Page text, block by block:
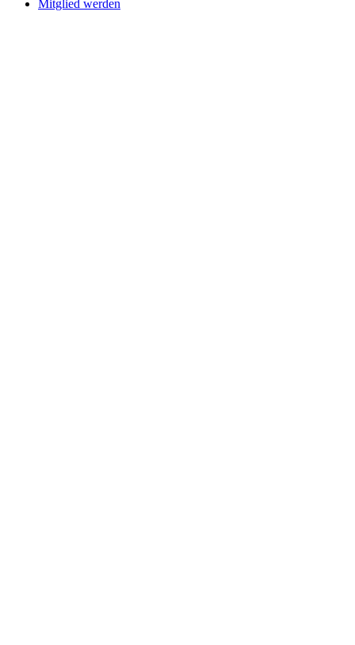
Mitglied werden